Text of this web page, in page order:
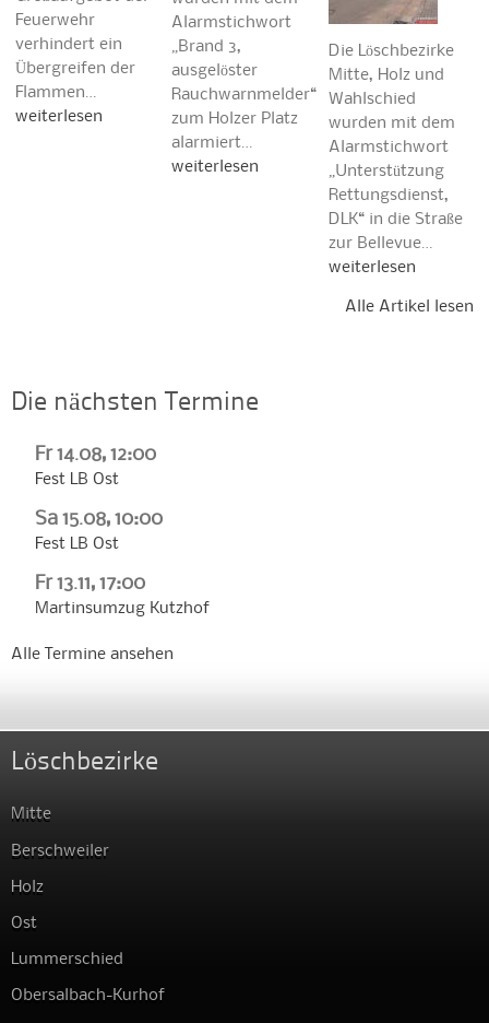
Feuerwehr
verhindert ein
Übergreifen der
Flammen…
weiterlesen
Alarmstichwort
„Brand 3,
ausgelöster
Rauchwarnmelder“
zum Holzer Platz
alarmiert…
weiterlesen
Die Löschbezirke
Mitte, Holz und
Wahlschied
wurden mit dem
Alarmstichwort
„Unterstützung
Rettungsdienst,
DLK“ in die Straße
zur Bellevue…
weiterlesen
Alle Artikel lesen
Die nächsten Termine
Fr 14.08, 12:00
Fest LB Ost
Sa 15.08, 10:00
Fest LB Ost
Fr 13.11, 17:00
Martinsumzug Kutzhof
Alle Termine ansehen
Löschbezirke
Mitte
Berschweiler
Holz
Ost
Lummerschied
Obersalbach-Kurhof